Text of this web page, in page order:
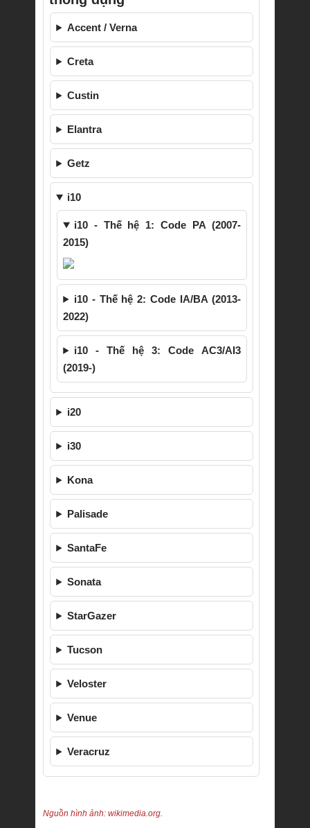
Accent / Verna
Creta
Custin
Elantra
Getz
i10
i10 - Thế hệ 1: Code PA (2007-
2015)
i10 - Thế hệ 2: Code IA/BA (2013-
2022)
i10 - Thế hệ 3: Code AC3/AI3
(2019-)
i20
i30
Kona
Palisade
SantaFe
Sonata
StarGazer
Tucson
Veloster
Venue
Veracruz
Nguồn hình ảnh: wikimedia.org.